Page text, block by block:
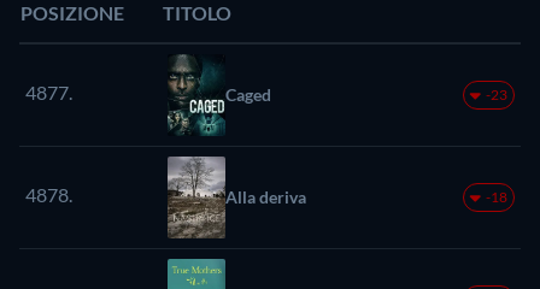
POSIZIONE TITOLO
4877. Caged -23
4878. Alla deriva -18